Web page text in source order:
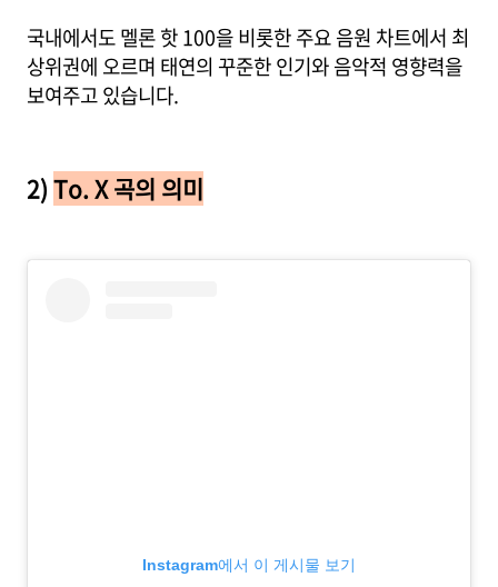
국내에서도 멜론 핫 100을 비롯한 주요 음원 차트에서 최
상위권에 오르며 태연의 꾸준한 인기와 음악적 영향력을
보여주고 있습니다.
2)To. X 곡의 의미
Instagram에서 이 게시물 보기